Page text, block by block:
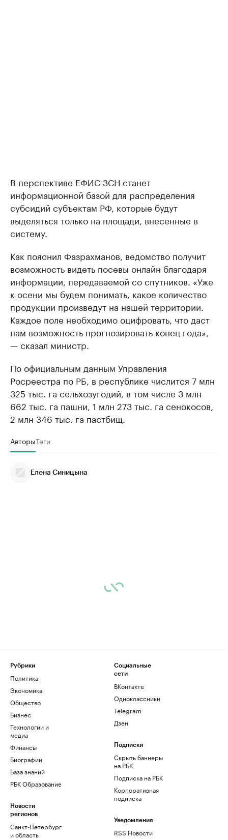
В перспективе ЕФИС ЗСН станет
информационной базой для распределения
субсидий субъектам РФ, которые будут
выделяться только на площади, внесенные в
систему.
Как пояснил Фазрахманов, ведомство получит
возможность видеть посевы онлайн благодаря
информации, передаваемой со спутников. «Уже
к осени мы будем понимать, какое количество
продукции произведут на нашей территории.
Каждое поле необходимо оцифровать, что даст
нам возможность прогнозировать конец года»,
— сказал министр.
По официальным данным Управления
Росреестра по РБ, в республике числится 7 млн
325 тыс. га сельхозугодий, в том числе 3 млн
662 тыс. га пашни, 1 млн 273 тыс. га сенокосов,
2 млн 346 тыс. га пастбищ.
АвторыТеги
Елена Синицына
Рубрики
Политика
Экономика
Общество
Бизнес
Технологии и
медиа
Финансы
Биографии
База знаний
РБК Образование
Новости
регионов
Санкт-Петербург
и область
Социальные
сети
ВКонтакте
Одноклассники
Telegram
Дзен
Подписки
Скрыть баннеры
на РБК
Подписка на РБК
Корпоративная
подписка
Уведомления
RSS Новости